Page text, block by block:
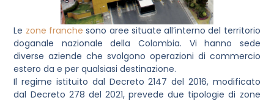
Le zone franche sono aree situate all’interno del territorio
doganale nazionale della Colombia. Vi hanno sede
diverse aziende che svolgono operazioni di commercio
estero da e per qualsiasi destinazione.
Il regime istituito dal Decreto 2147 del 2016, modificato
dal Decreto 278 del 2021, prevede due tipologie di zone